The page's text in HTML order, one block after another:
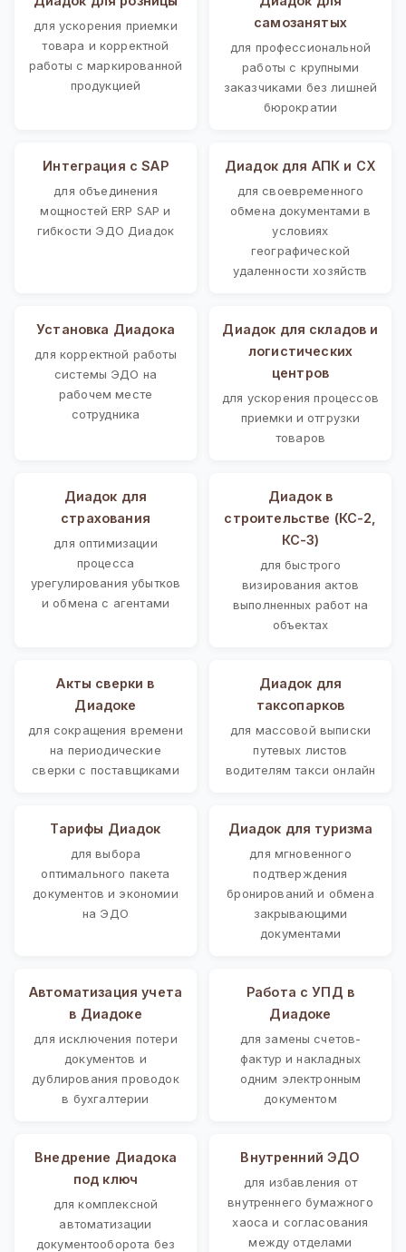
для ускорения приемки
товара и корректной
работы с маркированной
продукцией
самозанятых
для профессиональной
работы с крупными
заказчиками без лишней
бюрократии
Интеграция с SAP
для объединения
мощностей ERP SAP и
гибкости ЭДО Диадок
Диадок для АПК и СХ
для своевременного
обмена документами в
условиях
географической
удаленности хозяйств
Установка Диадока
для корректной работы
системы ЭДО на
рабочем месте
сотрудника
Диадок для складов и
логистических
центров
для ускорения процессов
приемки и отгрузки
товаров
Диадок для
страхования
для оптимизации
процесса
урегулирования убытков
и обмена с агентами
Диадок в
строительстве (КС-2,
КС-3)
для быстрого
визирования актов
выполненных работ на
объектах
Акты сверки в
Диадоке
для сокращения времени
на периодические
сверки с поставщиками
Диадок для
таксопарков
для массовой выписки
путевых листов
водителям такси онлайн
Тарифы Диадок
для выбора
оптимального пакета
документов и экономии
на ЭДО
Диадок для туризма
для мгновенного
подтверждения
бронирований и обмена
закрывающими
документами
Автоматизация учета
в Диадоке
для исключения потери
документов и
дублирования проводок
в бухгалтерии
Работа с УПД в
Диадоке
для замены счетов-
фактур и накладных
одним электронным
документом
Внедрение Диадока
под ключ
для комплексной
автоматизации
документооборота без
Внутренний ЭДО
для избавления от
внутреннего бумажного
хаоса и согласования
между отделами